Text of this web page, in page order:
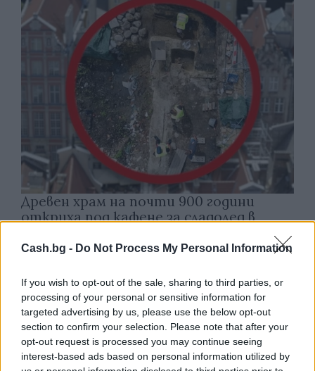
Cash.bg - Do Not Process My Personal Information
If you wish to opt-out of the sale, sharing to third parties, or
processing of your personal or sensitive information for
targeted advertising by us, please use the below opt-out
section to confirm your selection. Please note that after your
opt-out request is processed you may continue seeing
interest-based ads based on personal information utilized by
Древен храм на почти 900 години
откриха под кафене за сладолед в
07.08.2026 / 16:00